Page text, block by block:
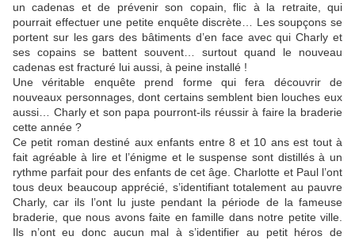
un cadenas et de prévenir son copain, flic à la retraite, qui
pourrait effectuer une petite enquête discrète… Les soupçons se
portent sur les gars des bâtiments d’en face avec qui Charly et
ses copains se battent souvent… surtout quand le nouveau
cadenas est fracturé lui aussi, à peine installé !
Une véritable enquête prend forme qui fera découvrir de
nouveaux personnages, dont certains semblent bien louches eux
aussi… Charly et son papa pourront-ils réussir à faire la braderie
cette année ?
Ce petit roman destiné aux enfants entre 8 et 10 ans est tout à
fait agréable à lire et l’énigme et le suspense sont distillés à un
rythme parfait pour des enfants de cet âge. Charlotte et Paul l’ont
tous deux beaucoup apprécié, s’identifiant totalement au pauvre
Charly, car ils l’ont lu juste pendant la période de la fameuse
braderie, que nous avons faite en famille dans notre petite ville.
Ils n’ont eu donc aucun mal à s’identifier au petit héros de